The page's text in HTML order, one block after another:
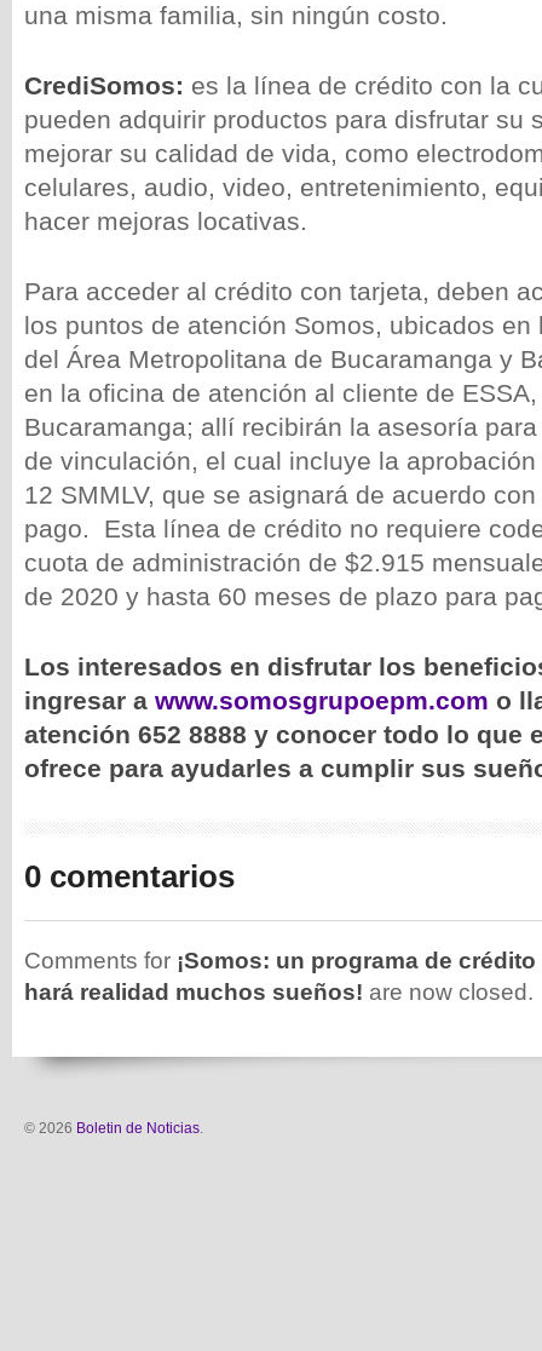
una misma familia, sin ningún costo.
CrediSomos: es la línea de crédito con la
pueden adquirir productos para disfrutar su
mejorar su calidad de vida, como
celulares, audio, video, entretenimiento,
hacer mejoras locativas.
Para acceder al crédito con tarjeta, deben
los puntos de atención Somos, ubicados
del Área Metropolitana de Bucaramanga y
en la oficina de atención al cliente de
Bucaramanga; allí recibirán la asesoría
de vinculación, el cual incluye la
12 SMMLV, que se asignará de acuerdo
pago. Esta línea de crédito no requiere
cuota de administración de $2.915
de 2020 y hasta 60 meses de plazo para
Los interesados en disfrutar los
ingresar a www.somosgrupoepm.com o
atención 652 8888 y conocer todo lo que
ofrece para ayudarles a cumplir sus
0 comentarios
Comments for ¡Somos: un programa de
hará realidad muchos sueños! are now closed.
© 2026 Boletin de Noticias.